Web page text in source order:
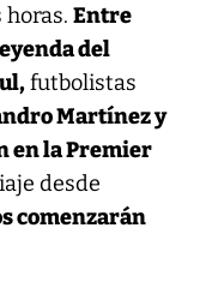
Entre
del
futbolistas
Martínez y
en la Premier
desde
comenzarán